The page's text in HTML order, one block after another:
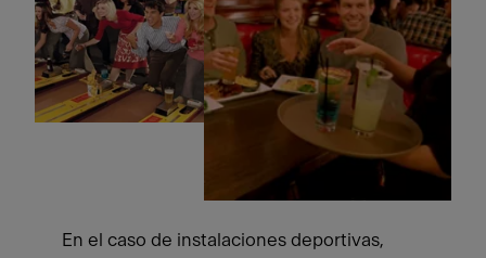
En el caso de instalaciones deportivas,